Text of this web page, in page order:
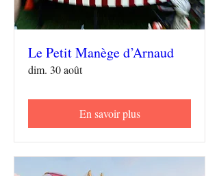
Le Petit Manège d’Arnaud
dim. 30 août
En savoir plus